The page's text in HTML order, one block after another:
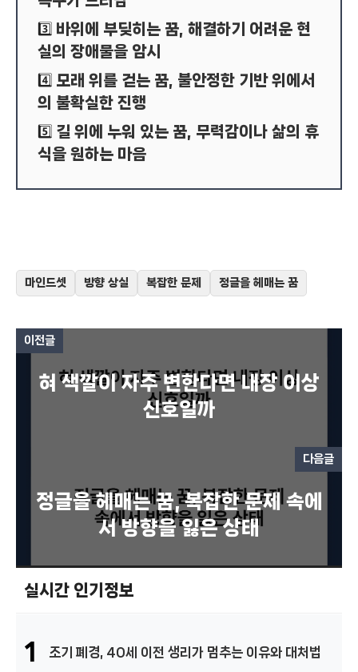
3️⃣ 바위에 부딪히는 꿈, 해결하기 어려운 현
실의 장애물을 암시
4️⃣ 모래 위를 걷는 꿈, 불안정한 기반 위에서
의 불확실한 진행
5️⃣ 길 위에 누워 있는 꿈, 무력감이나 삶의 휴
식을 원하는 마음
마인드셋 방향 상실 복잡한 문제 정글을 헤매는 꿈
이전글
혀 색깔이 자주 변한다면 내장 이상
신호일까
다음글
정글을 헤매는 꿈, 복잡한 문제 속에
서 방향을 잃은 상태
실시간 인기정보
1 조기 폐경, 40세 이전 생리가 멈추는 이유와 대처법